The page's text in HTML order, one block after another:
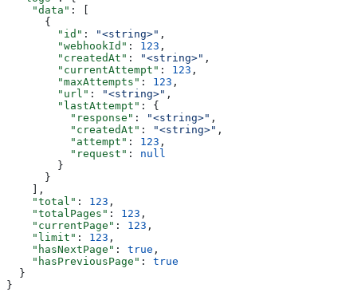
    "data"
: [
      {
        "id"
: "<string>" ,
        "webhookId"
: 123 ,
        "createdAt"
: "<string>" ,
        "currentAttempt"
: 123 ,
        "maxAttempts"
: 123 ,
        "url"
: "<string>" ,
        "lastAttempt"
: {
          "response"
: "<string>" ,
          "createdAt"
: "<string>" ,
          "attempt"
: 123 ,
          "request"
: null
        }
      }
    ],
    "total"
: 123 ,
    "totalPages"
: 123 ,
    "currentPage"
: 123 ,
    "limit"
: 123 ,
    "hasNextPage"
: true ,
    "hasPreviousPage"
: true
  }
}